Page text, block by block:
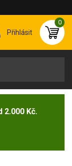
Přihlásit
0
2.000 Kč.